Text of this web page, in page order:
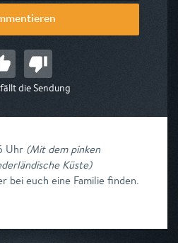
die Sendung
Uhr (Mit dem pinken
Küste)
bei euch eine Familie finden.